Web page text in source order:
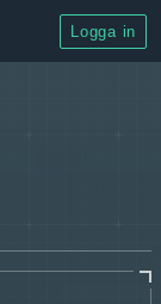
Logga in